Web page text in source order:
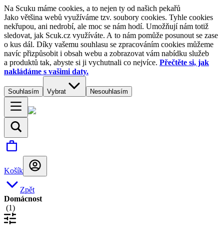
Na Scuku máme cookies, a to nejen ty od našich pekařů
Jako většina webů využíváme tzv. soubory cookies. Tyhle cookies
nekřupou, ani nedrobí, ale moc se nám hodí. Umožňují nám totiž
sledovat, jak Scuk.cz využíváte. A to nám pomůže posunout se zase
o kus dál. Díky vašemu souhlasu se zpracováním cookies můžeme
navíc přizpůsobit i obsah webu a zobrazovat vám nabídku služeb
a produktů tak, abyste si ji vychutnali co nejvíce. Přečtěte si, jak
nakládáme s vašimi daty.
Souhlasím Vybrat Nesouhlasím
Košík
Zpět
Domácnost
(1)